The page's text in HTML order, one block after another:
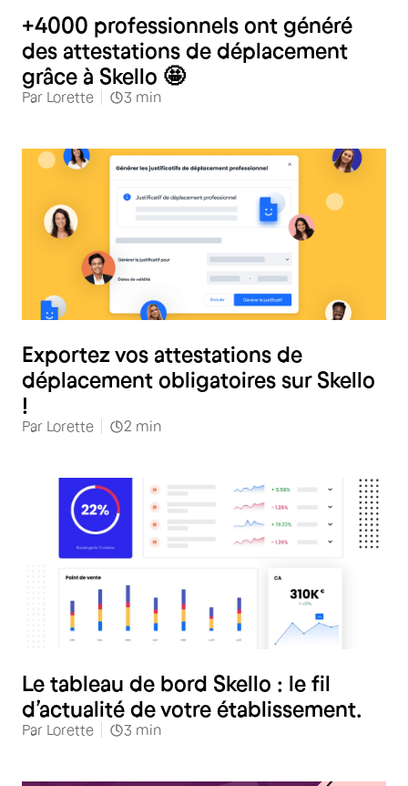
+4000 professionnels ont généré
des attestations de déplacement
grâce à Skello 🤩
Par Lorette 3 min
Exportez vos attestations de
déplacement obligatoires sur Skello
!
Par Lorette 2 min
Le tableau de bord Skello : le fil
d’actualité de votre établissement.
Par Lorette 3 min